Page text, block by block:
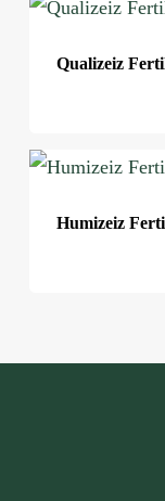
Qualizeiz
Humizeiz